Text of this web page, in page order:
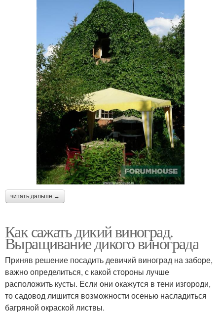
читать дальше →
Как сажать дикий виноград.
Выращивание дикого винограда
Приняв решение посадить девичий виноград на заборе,
важно определиться, с какой стороны лучше
расположить кусты. Если они окажутся в тени изгороди,
то садовод лишится возможности осенью насладиться
багряной окраской листвы.